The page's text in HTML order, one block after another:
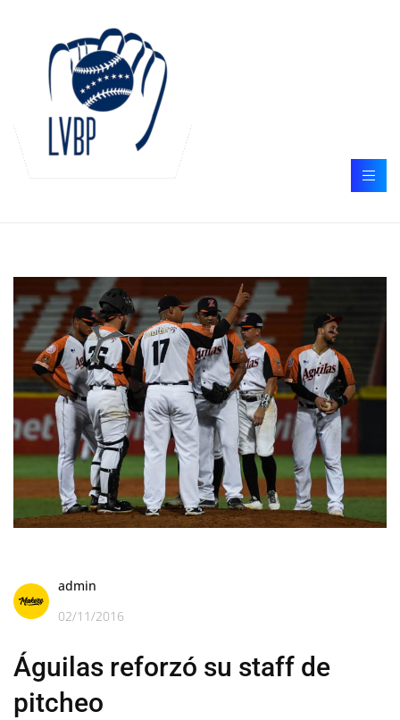
admin
02/11/2016
Águilas reforzó su staff de
pitcheo